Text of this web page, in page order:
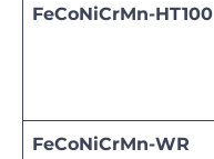
FeCoNiCrMn-HT100
FeCoNiCrMn-WR